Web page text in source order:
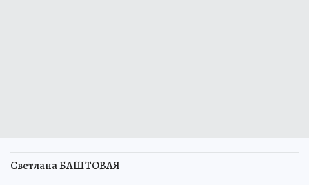
Светлана БАШТОВАЯ